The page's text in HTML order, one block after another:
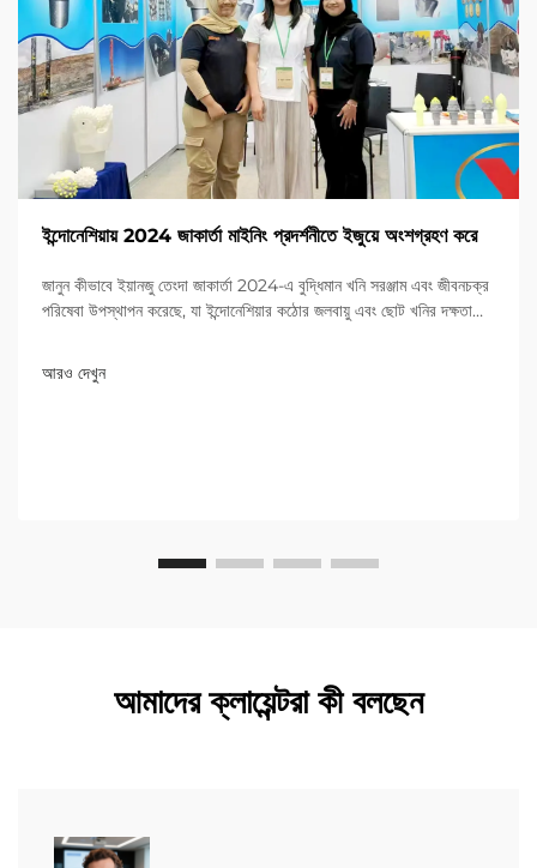
ইন্দোনেশিয়ায় 2024 জাকার্তা মাইনিং প্রদর্শনীতে ইজুয়ে অংশগ্রহণ করে
জানুন কীভাবে ইয়ানজু তেংদা জাকার্তা 2024-এ বুদ্ধিমান খনি সরঞ্জাম এবং জীবনচক্র
পরিষেবা উপস্থাপন করেছে, যা ইন্দোনেশিয়ার কঠোর জলবায়ু এবং ছোট খনির দক্ষতা
আরও দেখুন
আমাদের ক্লায়েন্টরা কী বলছেন